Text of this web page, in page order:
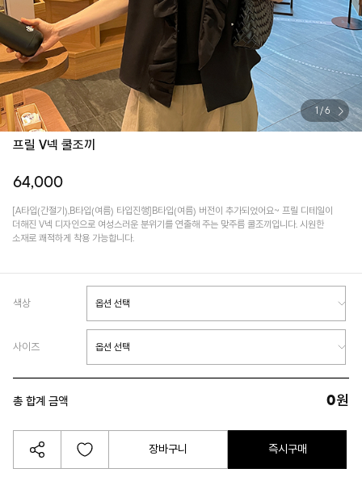
/6
프릴 V넥 쿨조끼
64,000
[A타입(간절기),B타입(여름) 타입진행]B타입(여름) 버전이 추가되었어요~ 프릴 디테일이
더해진 V넥 디자인으로 여성스러운 분위기를 연출해 주는 맞주름 쿨조끼입니다. 시원한
소재로 쾌적하게 착용 가능합니다.
색상
사이즈
총 합계 금액 0원
장바구니 즉시구매